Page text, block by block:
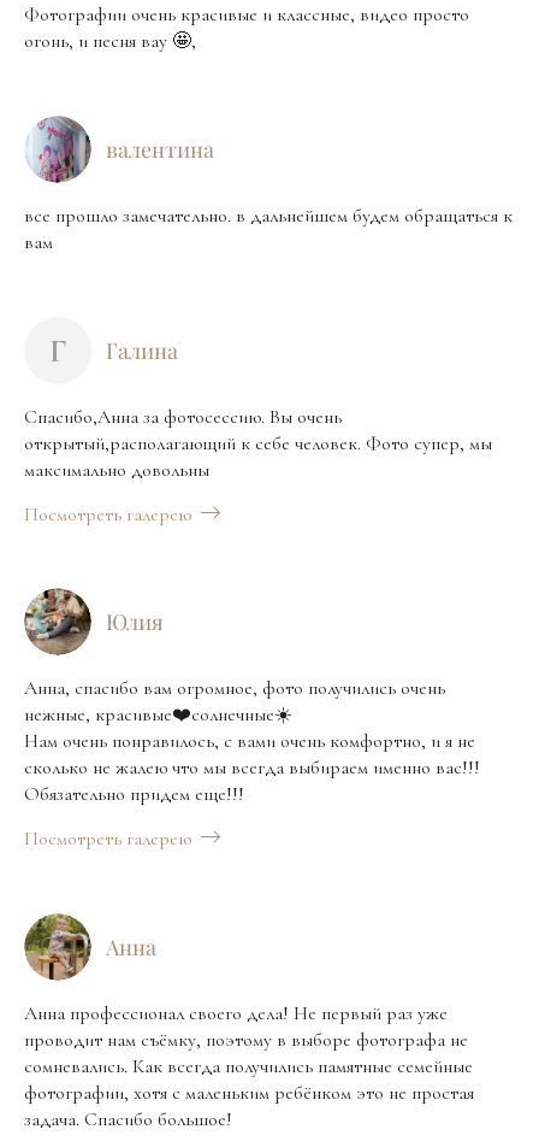
Фотографии очень красивые и классные, видео просто
огонь, и песня вау 🤩,
валентина
все прошло замечательно. в дальнейшем будем обращаться к
вам
Г Галина
Спасибо,Анна за фотосессию. Вы очень
открытый,располагающий к себе человек. Фото супер, мы
максимально довольны
Посмотреть галерею
Юлия
Анна, спасибо вам огромное, фото получились очень
нежные, красивые❤️солнечные☀️
Нам очень понравилось, с вами очень комфортно, и я не
сколько не жалею что мы всегда выбираем именно вас!!!
Обязательно придем еще!!!
Посмотреть галерею
Анна
Анна профессионал своего дела! Не первый раз уже
проводит нам съёмку, поэтому в выборе фотографа не
сомневались. Как всегда получились памятные семейные
фотографии, хотя с маленьким ребёнком это не простая
задача. Спасибо большое!